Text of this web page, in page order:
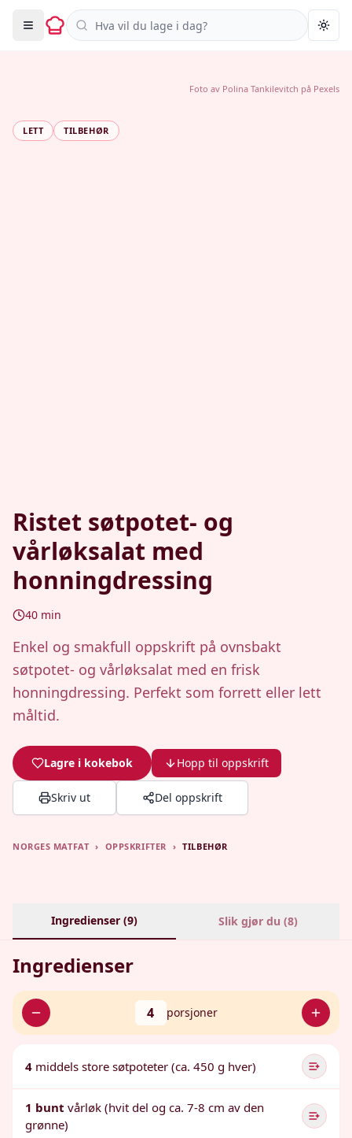
Søk i oppskrifter
LETT TILBEHØR
Ristet søtpotet- og
vårløksalat med
honningdressing
40 min
Enkel og smakfull oppskrift på ovnsbakt
søtpotet- og vårløksalat med en frisk
honningdressing. Perfekt som forrett eller lett
måltid.
Lagre i kokebok Hopp til oppskrift
Skriv ut Del oppskrift
Foto av Polina Tankilevitch på Pexels
NORGES MATFAT › OPPSKRIFTER › TILBEHØR
Ingredienser (9) Slik gjør du (8)
Ingredienser
4 porsjoner
4 middels store søtpoteter (ca. 450 g hver)
1 bunt vårløk (hvit del og ca. 7-8 cm av den
grønne)